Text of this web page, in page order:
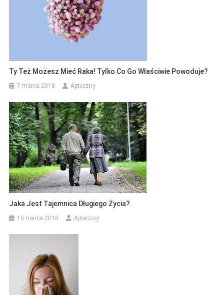
Ty Też Możesz Mieć Raka! Tylko Co Go Właściwie Powoduje?
7 marca 2018 Apteczny
Jaka Jest Tajemnica Długiego Życia?
15 marca 2018 Apteczny